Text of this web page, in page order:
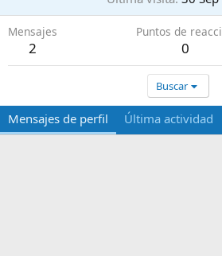
Mensajes
2
Puntos de
0
Buscar
Mensajes de perfil Última actividad